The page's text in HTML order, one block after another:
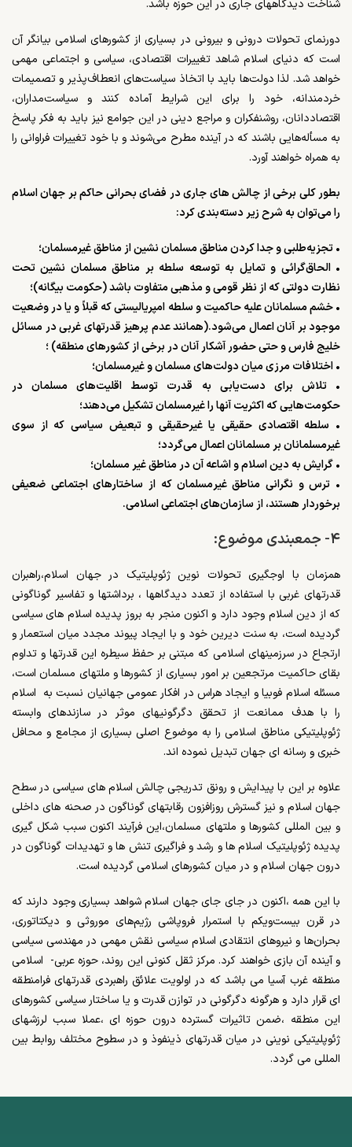
شناخت دیدگاههای جاری در این حوزه باشد.
دورنمای تحولات درونی و بیرونی در بسیاری از کشورهای اسلامی بیانگر آن
است که دنیای اسلام شاهد تغییرات اقتصادی، سیاسی و اجتماعی‌ مهمی
خواهد شد. لذا دولت‌ها باید با اتخاذ سیاست‌های انعطاف‌پذیر و تصمیمات
خردمندانه، خود را برای این شرایط آماده کنند و سیاست‌مداران،
اقتصاددانان، روشنفکران و مراجع دینی در این جوامع نیز باید به فکر پاسخ‌
به مسأله‌هایی باشند که در آینده مطرح می‌شوند و با خود تغییرات فراوانی را
به همراه خواهند آورد.
بطور کلی برخی از چالش های جاری در فضای بحرانی حاکم بر جهان اسلام
را می‌توان به شرح زیر دسته‌بندی کرد:
• تجزیه‌طلبی و جدا کردن مناطق مسلمان نشین از مناطق غیرمسلمان؛
• الحاق‌گرائی و تمایل به توسعه‌ سلطه بر مناطق مسلمان نشین تحت
نظارت دولتی که از نظر قومی و مذهبی متفاوت باشد (حکومت بیگانه)؛
• خشم مسلمانان علیه حاکمیت و سلطه‌ امپریالیستی که قبلاً و یا در وضعیت
موجود بر آنان اعمال می‌شود.(همانند عدم پرهیز قدرتهای غربی در مسائل
خلیج فارس و حتی حضور آشکار آنان در برخی از کشورهای منطقه) ؛
• اختلافات مرزی میان دولت‌های مسلمان و غیرمسلمان؛
• تلاش برای دست‌یابی به قدرت توسط اقلیت‌های مسلمان در
حکومت‌هایی که اکثریت آنها را غیرمسلمان تشکیل می‌دهند؛
• سلطه‌ اقتصادی حقیقی یا غیرحقیقی و تبعیض سیاسی که از سوی
غیرمسلمانان بر مسلمانان اعمال می‌گردد؛
• گرایش به دین اسلام و اشاعه‌ آن در مناطق غیر مسلمان؛
• ترس و نگرانی مناطق غیرمسلمان که از ساختارهای اجتماعی ضعیفی
برخوردار هستند، از سازمان‌های اجتماعی اسلامی.
۴- جمعبندی موضوع:
همزمان با اوجگیری تحولات نوین ژئوپلیتیک در جهان اسلام،راهبران
قدرتهای غربی با استفاده از تعدد دیدگاهها ، برداشتها و تفاسیر گوناگونی
که از دین اسلام وجود دارد و اکنون منجر به بروز پدیده اسلام های سیاسی
گردیده است، به سنت دیرین خود و با ایجاد پیوند مجدد میان استعمار و
ارتجاع در سرزمینهای اسلامی که مبتنی بر حفظ سیطره این قدرتها و تداوم
بقای حاکمیت مرتجعین بر امور بسیاری از کشورها و ملتهای مسلمان است،
مسئله اسلام فوبیا و ایجاد هراس در افکار عمومی جهانیان نسبت به اسلام
را با هدف ممانعت از تحقق دگرگونیهای موثر در سازندهای وابسته
ژئوپلیتیکی مناطق اسلامی را به موضوع اصلی بسیاری از مجامع و محافل
خبری و رسانه ای جهان تبدیل نموده اند.
علاوه بر این با پیدایش و رونق تدریجی چالش اسلام های سیاسی در سطح
جهان اسلام و نیز گسترش روزافزون رقابتهای گوناگون در صحنه های داخلی
و بین المللی کشورها و ملتهای مسلمان،این فرآیند اکنون سبب شکل گیری
پدیده ژئوپلیتیک اسلام ها و رشد و فراگیری تنش ها و تهدیدات گوناگون در
درون جهان اسلام و در میان کشورهای اسلامی گردیده است.
با این همه ،اکنون در جای جای جهان اسلام شواهد بسیاری وجود دارند که
در قرن بیست‌و‌یکم با استمرار فروپاشی رژیم‌های موروثی و دیکتاتوری،
بحران‌ها و نیروهای انتقادی اسلام سیاسی نقش مهمی در مهندسی سیاسی
و آینده‌ آن بازی خواهند کرد. مرکز ثقل کنونی این روند، حوزه عربی- اسلامی
منطقه غرب آسیا می باشد که در اولویت علائق راهبردی قدرتهای فرامنطقه
ای قرار دارد و هرگونه دگرگونی در توازن قدرت و یا ساختار سیاسی کشورهای
این منطقه ،ضمن تاثیرات گسترده درون حوزه ای ،عملا سبب لرزشهای
ژئوپلیتیکی نوینی در میان قدرتهای ذینفوذ و در سطوح مختلف روابط بین
المللی می گردد.